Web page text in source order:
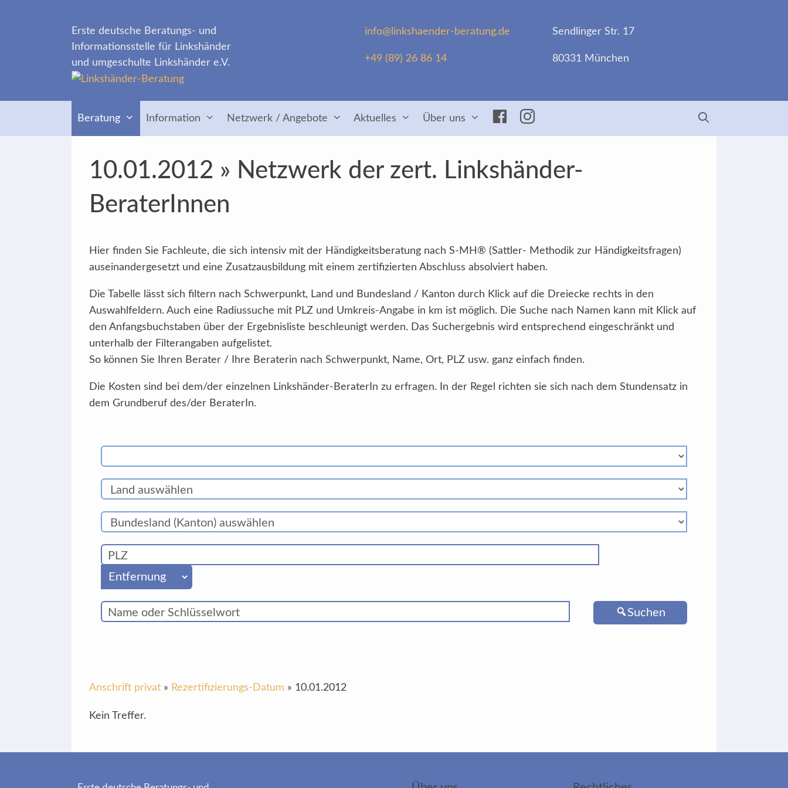
info@linkshaender-beratung.de
+49 (89) 26 86 14
Sendlinger Str. 17
80331 München
Erste deutsche Beratungs- und
Informationsstelle für Linkshänder
und umgeschulte Linkshänder e.V.
Beratung Information Netzwerk / Angebote Aktuelles Über uns Facebook
Insta
10.01.2012 » Netzwerk der zert. Linkshänder-
BeraterInnen
Hier finden Sie Fachleute, die sich intensiv mit der Händigkeitsberatung nach S-MH® (Sattler- Methodik zur Händigkeitsfragen)
auseinandergesetzt und eine Zusatzausbildung mit einem zertifizierten Abschluss absolviert haben.
Die Tabelle lässt sich filtern nach Schwerpunkt, Land und Bundesland / Kanton durch Klick auf die Dreiecke rechts in den
Auswahlfeldern. Auch eine Radiussuche mit PLZ und Umkreis-Angabe in km ist möglich. Die Suche nach Namen kann mit Klick auf
den Anfangsbuchstaben über der Ergebnisliste beschleunigt werden. Das Suchergebnis wird entsprechend eingeschränkt und
unterhalb der Filterangaben aufgelistet.
So können Sie Ihren Berater / Ihre Beraterin nach Schwerpunkt, Name, Ort, PLZ usw. ganz einfach finden.
Die Kosten sind bei dem/der einzelnen Linkshänder-BeraterIn zu erfragen. In der Regel richten sie sich nach dem Stundensatz in
dem Grundberuf des/der BeraterIn.
Suchen
Anschrift privat » Rezertifizierungs-Datum » 10.01.2012
Kein Treffer.